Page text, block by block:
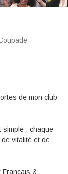
de mon club
simple : chaque
vitalité et de
Français &